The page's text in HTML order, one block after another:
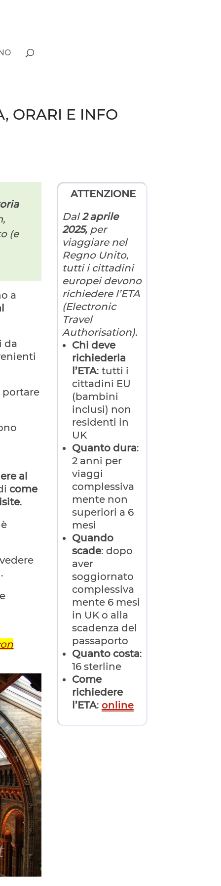
ORARI E INFO
(e
a
da
portare
al
come
.
ATTENZIONE
Dal2 aprile
2025,per
viaggiare nel
Regno Unito,
tutti i cittadini
europei devono
richiedere l’ETA
(Electronic
Travel
Authorisation).
Chi deve
richiederla
l’ETA: tutti i
cittadini EU
(bambini
inclusi) non
residenti in
UK
Quanto dura:
2 anni per
viaggi
complessiva
mente non
superiori a 6
mesi
Quando
scade: dopo
aver
soggiornato
complessiva
mente 6 mesi
in UK o alla
scadenza del
passaporto
Quanto costa:
16 sterline
Come
richiedere
l’ETA: online